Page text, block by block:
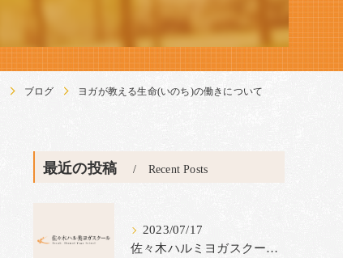
ブログ ヨガが教える生命(いのち)の働きについて
最近の投稿 Recent Posts
2023/07/17
佐々木ハルミヨガスクールは今、インストラクター養成コース生の募集キャンペーンを実施中です。